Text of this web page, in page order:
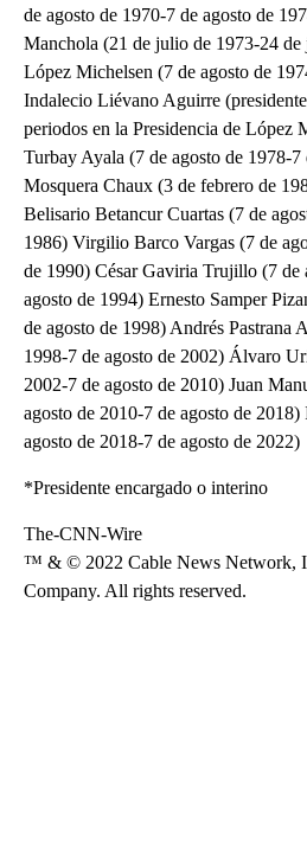
de agosto de 1970-7 de agosto de
Manchola (21 de julio de 1973-24
López Michelsen (7 de agosto de
Indalecio Liévano Aguirre
periodos en la Presidencia de López
Turbay Ayala (7 de agosto de 1978-
Mosquera Chaux (3 de febrero de
Belisario Betancur Cuartas (7 de
1986) Virgilio Barco Vargas (7 de
de 1990) César Gaviria Trujillo (7 de
agosto de 1994) Ernesto Samper
de agosto de 1998) Andrés Pastrana
1998-7 de agosto de 2002) Álvaro
2002-7 de agosto de 2010) Juan
agosto de 2010-7 de agosto de
agosto de 2018-7 de agosto de 2022)
*Presidente encargado o interino
The-CNN-Wire
™ & © 2022 Cable News Network,
Company. All rights reserved.